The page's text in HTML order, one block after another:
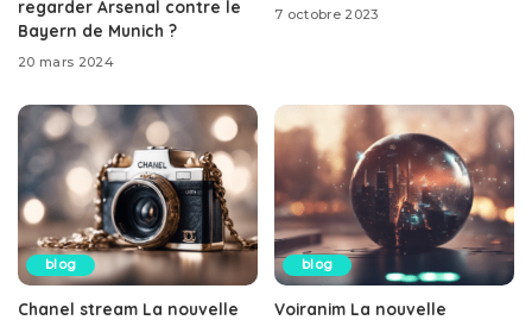
regarder Arsenal contre le
Bayern de Munich ?
20 mars 2024
7 octobre 2023
blog
Chanel stream La nouvelle
blog
Voiranim La nouvelle